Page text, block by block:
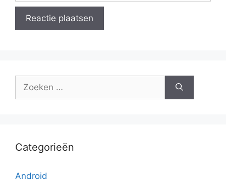
naar:
Categorieën
Android